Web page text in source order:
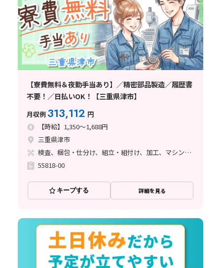
【寮費無料＆夜勤手当あり】／精密部品製造／履歴書
不要！／日払いOK！【三重県津市】
月収例 313,112 円
【時給】1,350～1,688円
三重県津市
検査、梱包・仕分け、組立・組付け、加工、マシンオペレーター、清掃・洗浄、品質管理、ライン作業、バリ取り
55818-00
キープする 詳細を見る